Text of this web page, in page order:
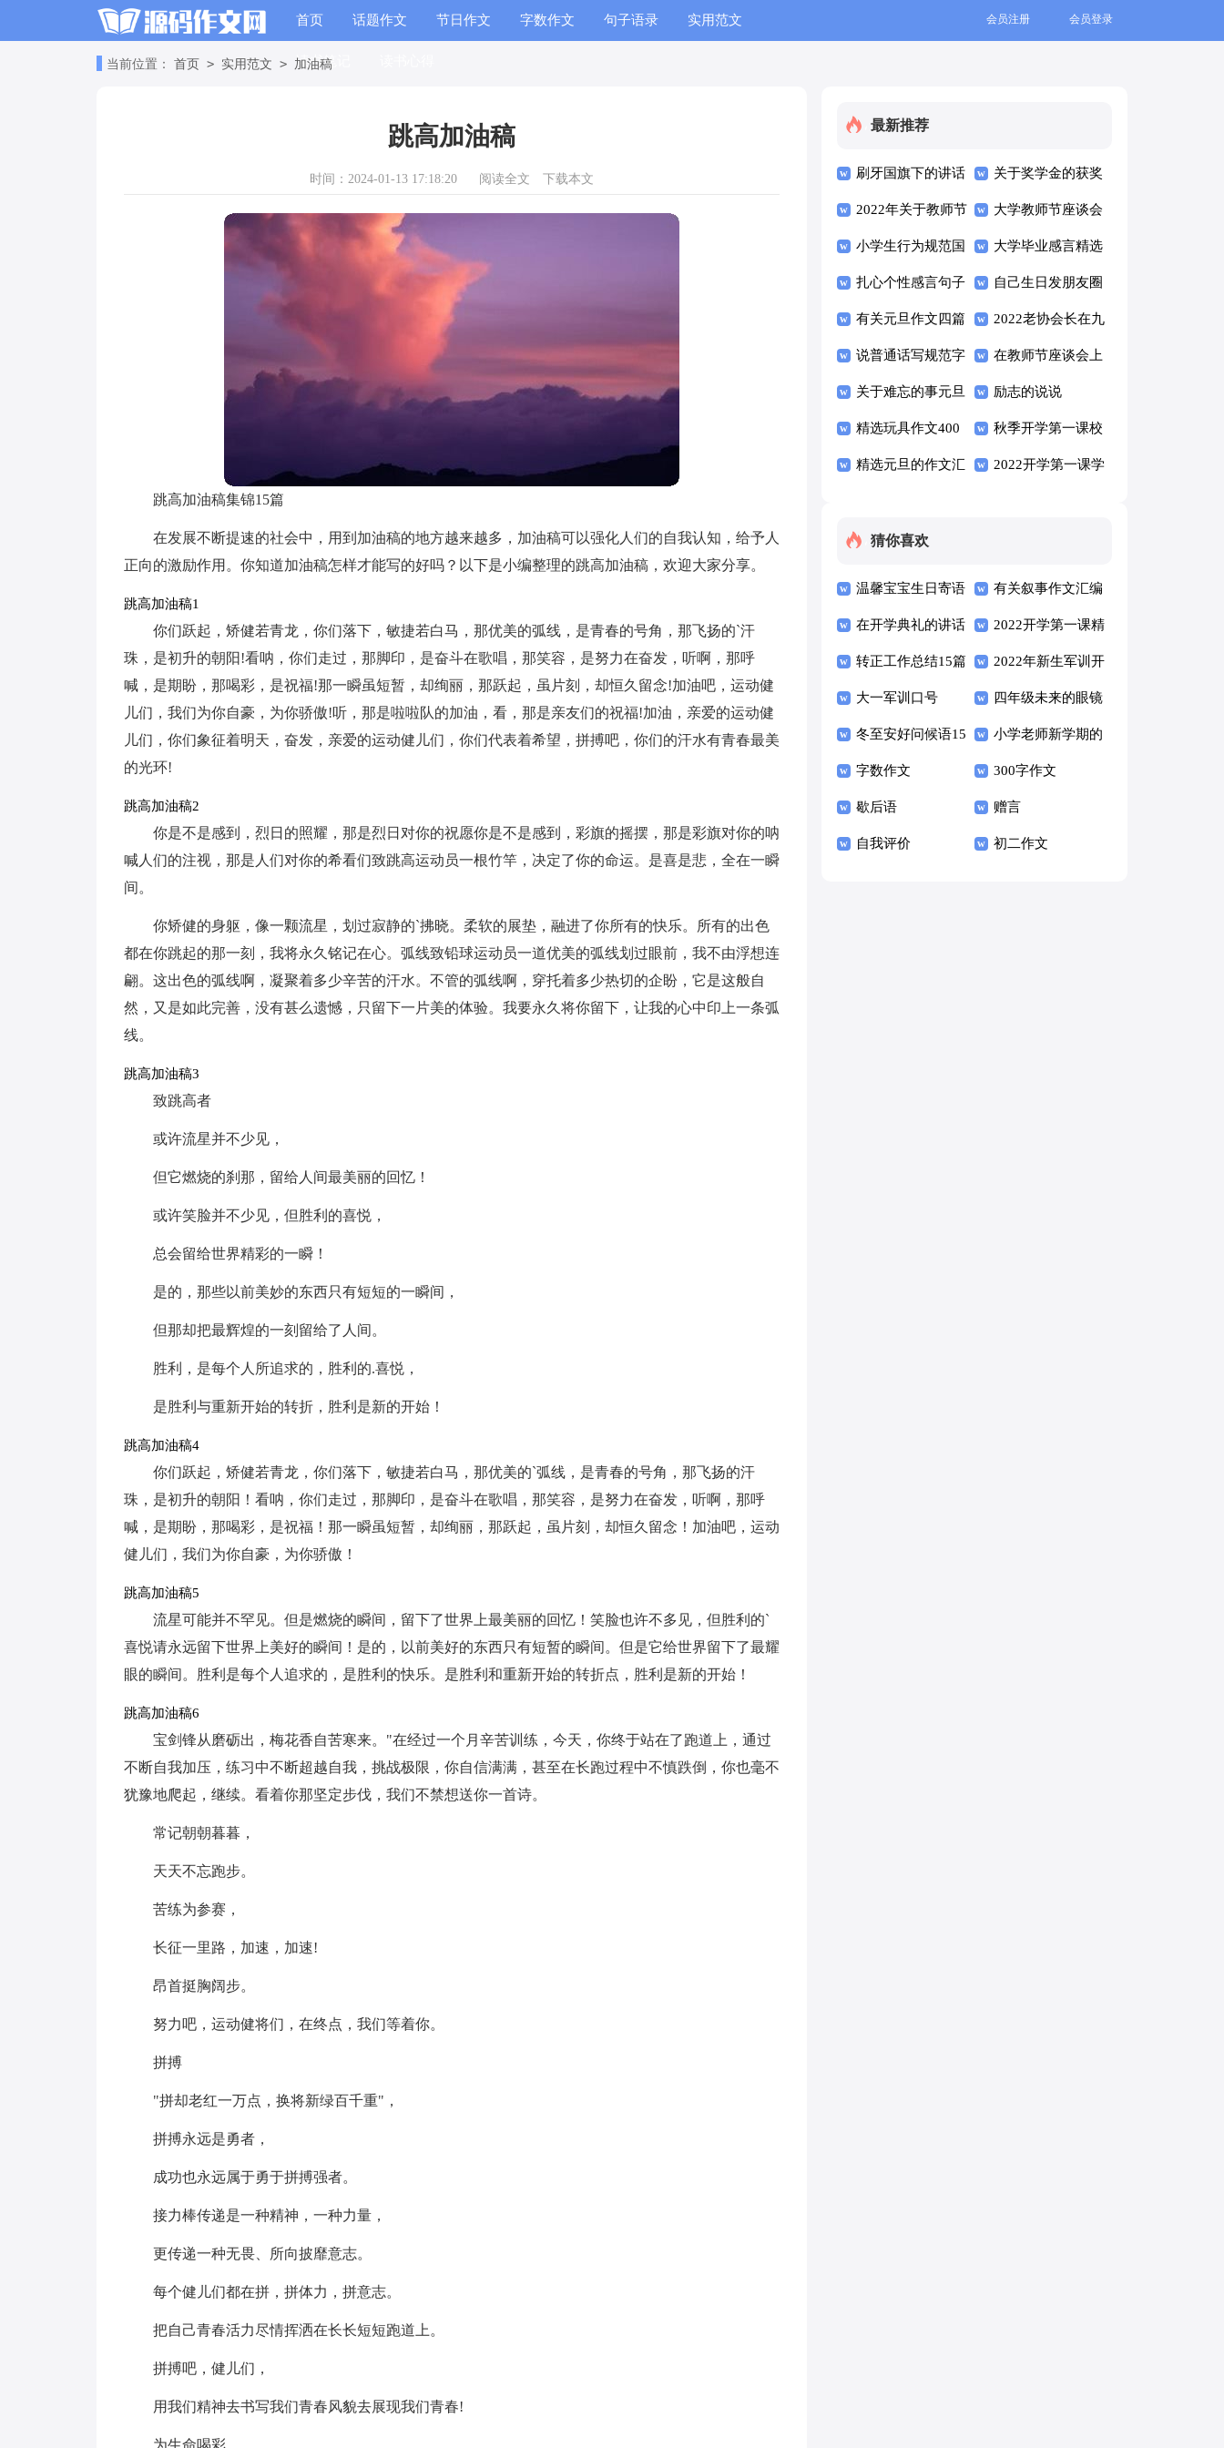
首页 话题作文 节日作文 字数作文 句子语录 实用范文
读书笔记
会员登录
会员注册
当前位置： 首页 > 实用范文 > 加油稿
跳高加油稿
时间：2024-01-13 17:18:20 阅读全文 下载本文
跳高加油稿集锦15篇
在发展不断提速的社会中，用到加油稿的地方越来越多，加油稿可以强化人们的自我认知，给予人
正向的激励作用。你知道加油稿怎样才能写的好吗？以下是小编整理的跳高加油稿，欢迎大家分享。
跳高加油稿1
你们跃起，矫健若青龙，你们落下，敏捷若白马，那优美的弧线，是青春的号角，那飞扬的`汗
珠，是初升的朝阳!看呐，你们走过，那脚印，是奋斗在歌唱，那笑容，是努力在奋发，听啊，那呼
喊，是期盼，那喝彩，是祝福!那一瞬虽短暂，却绚丽，那跃起，虽片刻，却恒久留念!加油吧，运动健
儿们，我们为你自豪，为你骄傲!听，那是啦啦队的加油，看，那是亲友们的祝福!加油，亲爱的运动健
儿们，你们象征着明天，奋发，亲爱的运动健儿们，你们代表着希望，拼搏吧，你们的汗水有青春最美
的光环!
跳高加油稿2
你是不是感到，烈日的照耀，那是烈日对你的祝愿你是不是感到，彩旗的摇摆，那是彩旗对你的呐
喊人们的注视，那是人们对你的希看们致跳高运动员一根竹竿，决定了你的命运。是喜是悲，全在一瞬
间。
你矫健的身躯，像一颗流星，划过寂静的`拂晓。柔软的展垫，融进了你所有的快乐。所有的出色
都在你跳起的那一刻，我将永久铭记在心。弧线致铅球运动员一道优美的弧线划过眼前，我不由浮想连
翩。这出色的弧线啊，凝聚着多少辛苦的汗水。不管的弧线啊，穿托着多少热切的企盼，它是这般自
然，又是如此完善，没有甚么遗憾，只留下一片美的体验。我要永久将你留下，让我的心中印上一条弧
线。
跳高加油稿3
致跳高者
或许流星并不少见，
但它燃烧的刹那，留给人间最美丽的回忆！
或许笑脸并不少见，但胜利的喜悦，
总会留给世界精彩的一瞬！
是的，那些以前美妙的东西只有短短的一瞬间，
但那却把最辉煌的一刻留给了人间。
胜利，是每个人所追求的，胜利的.喜悦，
是胜利与重新开始的转折，胜利是新的开始！
跳高加油稿4
你们跃起，矫健若青龙，你们落下，敏捷若白马，那优美的`弧线，是青春的号角，那飞扬的汗
珠，是初升的朝阳！看呐，你们走过，那脚印，是奋斗在歌唱，那笑容，是努力在奋发，听啊，那呼
喊，是期盼，那喝彩，是祝福！那一瞬虽短暂，却绚丽，那跃起，虽片刻，却恒久留念！加油吧，运动
健儿们，我们为你自豪，为你骄傲！
跳高加油稿5
流星可能并不罕见。但是燃烧的瞬间，留下了世界上最美丽的回忆！笑脸也许不多见，但胜利的`
喜悦请永远留下世界上美好的瞬间！是的，以前美好的东西只有短暂的瞬间。但是它给世界留下了最耀
眼的瞬间。胜利是每个人追求的，是胜利的快乐。是胜利和重新开始的转折点，胜利是新的开始！
跳高加油稿6
宝剑锋从磨砺出，梅花香自苦寒来。"在经过一个月辛苦训练，今天，你终于站在了跑道上，通过
不断自我加压，练习中不断超越自我，挑战极限，你自信满满，甚至在长跑过程中不慎跌倒，你也毫不
犹豫地爬起，继续。看着你那坚定步伐，我们不禁想送你一首诗。
常记朝朝暮暮，
天天不忘跑步。
苦练为参赛，
长征一里路，加速，加速!
昂首挺胸阔步。
努力吧，运动健将们，在终点，我们等着你。
拼搏
"拼却老红一万点，换将新绿百千重"，
拼搏永远是勇者，
成功也永远属于勇于拼搏强者。
接力棒传递是一种精神，一种力量，
更传递一种无畏、所向披靡意志。
每个健儿们都在拼，拼体力，拼意志。
把自己青春活力尽情挥洒在长长短短跑道上。
拼搏吧，健儿们，
用我们精神去书写我们青春风貌去展现我们青春!
为生命喝彩
最新推荐
刷牙国旗下的讲话
稿范文（精选10
篇）
关于奖学金的获奖
感言
2022年关于教师节
的讲话稿（精选10
篇）
大学教师节座谈会
经典讲话稿范文
（通用7篇）
小学生行为规范国
旗下讲话稿范文
（通用8篇）
大学毕业感言精选
15篇
扎心个性感言句子
汇总（通用100
句）
自己生日发朋友圈
简短文案（精选
105句）
有关元旦作文四篇 2022老协会长在九
九重阳节讲话稿
（通用10篇）
说普通话写规范字
国旗下讲话稿范文
（精选6篇）
在教师节座谈会上
的经典讲话稿范文
（精选10篇）
关于难忘的事元旦
作文三篇
励志的说说
精选玩具作文400
字7篇
秋季开学第一课校
长精彩讲话稿范文
精选元旦的作文汇 2022开学第一课学
猜你喜欢
温馨宝宝生日寄语
（通用30句）
有关叙事作文汇编
五篇
在开学典礼的讲话
稿（通用7篇）
2022开学第一课精
彩讲话稿（通用5
篇）
转正工作总结15篇 2022年新生军训开
营仪式校长讲话稿
（通用12篇）
大一军训口号 四年级未来的眼镜
作文三篇
冬至安好问候语15
篇
小学老师新学期的
发言稿范文（通用
5篇）
字数作文 300字作文
歇后语 赠言
自我评价 初二作文